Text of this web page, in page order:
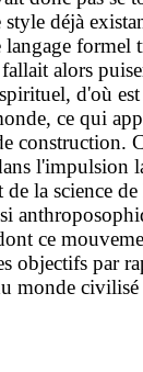
déjà
formel
alors
d'où
ce qui
construction.
l'impulsion
la science
ce
objectifs par
monde civilisé